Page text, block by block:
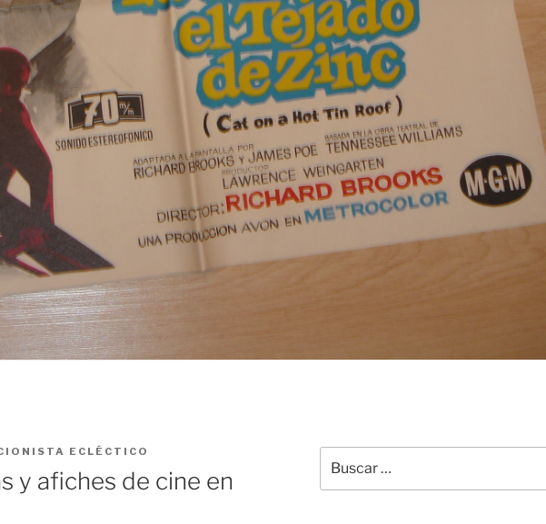
ECLÉCTICO
y afiches de cine en
por: